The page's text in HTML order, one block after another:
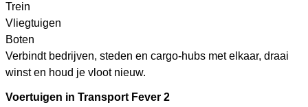
Trein
Vliegtuigen
Boten
Verbindt bedrijven, steden en cargo-hubs met elkaar, draai
winst en houd je vloot nieuw.
Voertuigen in Transport Fever 2